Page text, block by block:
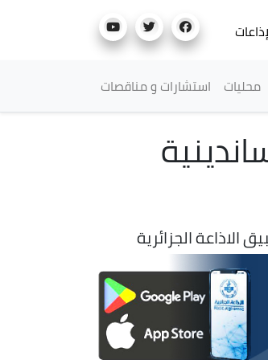
محليات استشارات و مناقصات
الثورة الساندينية
الاذاعة الجزائرية